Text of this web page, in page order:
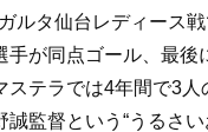
ルタ仙台レディース
が同点ゴール、最後
ステラでは4年間で3
監督という“うるさ